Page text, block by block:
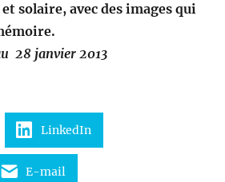
solaire, avec des images qui
28 janvier 2013
LinkedIn
E-mail